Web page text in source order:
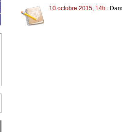
10 octobre 2015, 14h :